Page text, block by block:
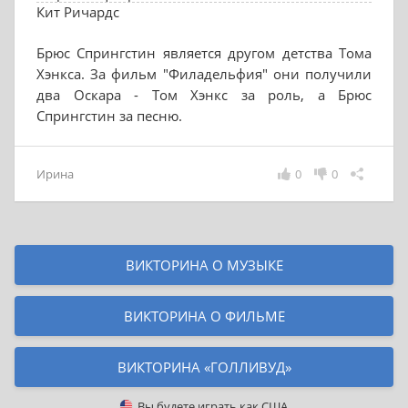
Кит Ричардс
Брюс Спрингстин является другом детства Тома
Хэнкса. За фильм "Филадельфия" они получили
два Оскара - Том Хэнкс за роль, а Брюс
Спрингстин за песню.
Ирина 0
0
ВИКТОРИНА О МУЗЫКЕ
ВИКТОРИНА О ФИЛЬМЕ
ВИКТОРИНА «ГОЛЛИВУД»